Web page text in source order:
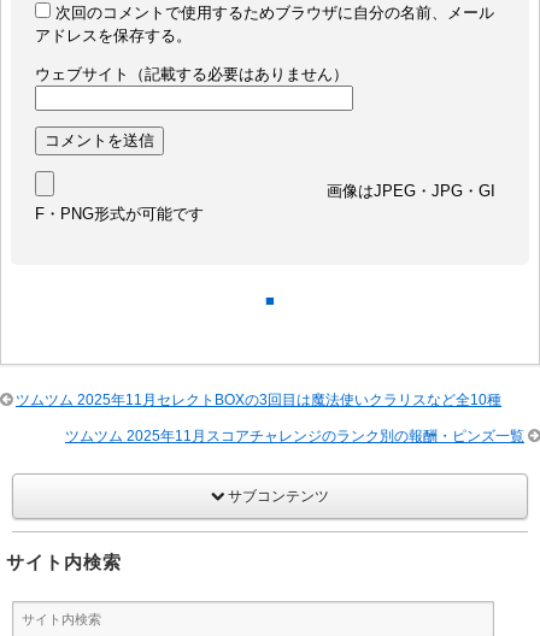
次回のコメントで使用するためブラウザに自分の名前、メール
アドレスを保存する。
ウェブサイト（記載する必要はありません）
画像はJPEG・JPG・GI
F・PNG形式が可能です
■
ツムツム 2025年11月セレクトBOXの3回目は魔法使いクラリスなど全10種
ツムツム 2025年11月スコアチャレンジのランク別の報酬・ピンズ一覧
サブコンテンツ
サイト内検索